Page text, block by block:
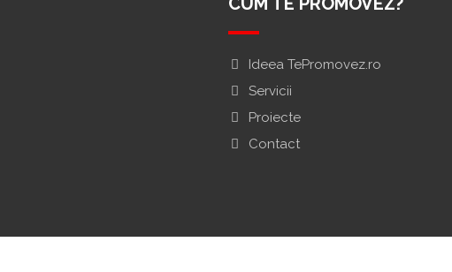
Ideea TePromovez.ro
Servicii
Proiecte
Contact